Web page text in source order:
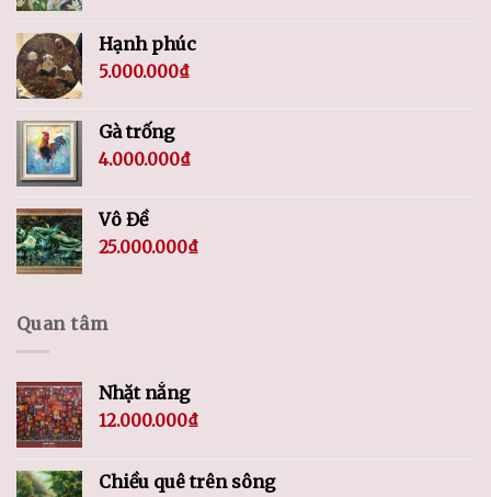
Hạnh phúc
5.000.000₫
Gà trống
4.000.000₫
Vô Đề
25.000.000₫
Quan tâm
Nhặt nắng
12.000.000₫
Chiều quê trên sông